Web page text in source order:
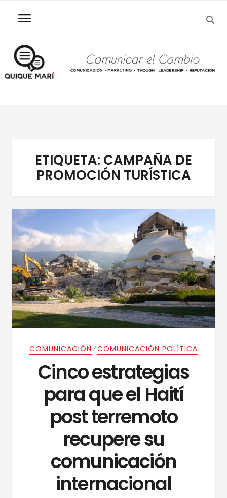
navigation
content
ETIQUETA: CAMPAÑA DE
PROMOCIÓN TURÍSTICA
COMUNICACIÓN ⁄COMUNICACIÓN POLÍTICA
Cinco estrategias
para que el Haití
post terremoto
recupere su
comunicación
internacional